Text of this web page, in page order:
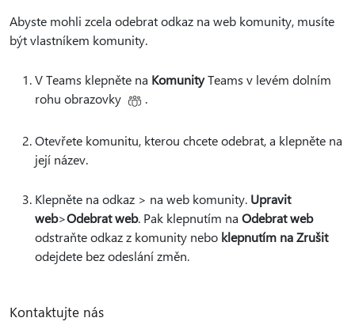
Abyste mohli zcela odebrat odkaz na web komunity, musíte
být vlastníkem komunity.
V Teams klepněte na KomunityTeams v levém dolním
rohu obrazovky
.
Otevřete komunitu, kterou chcete odebrat, a klepněte na
její název.
Klepněte na odkaz > na web komunity. Upravit
web>Odebrat web. Pak klepnutím na Odebrat web
odstraňte odkaz z komunity nebo klepnutím na Zrušit
odejdete bez odeslání změn.
Kontaktujte nás